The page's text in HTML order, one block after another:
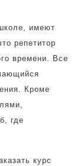
имеют
репетитор
времени. Все
Кроме
где
курс